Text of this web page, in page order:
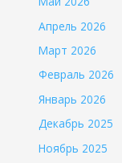
Апрель 2026
Март 2026
Февраль 2026
Январь 2026
Декабрь 2025
Ноябрь 2025